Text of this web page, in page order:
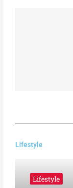
Lifestyle
Lifestyle